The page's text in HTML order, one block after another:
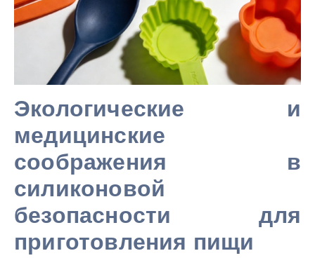
Экологические и
медицинские
соображения в
силиконовой
безопасности для
приготовления пищи